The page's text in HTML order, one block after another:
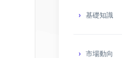
基礎知識
市場動向